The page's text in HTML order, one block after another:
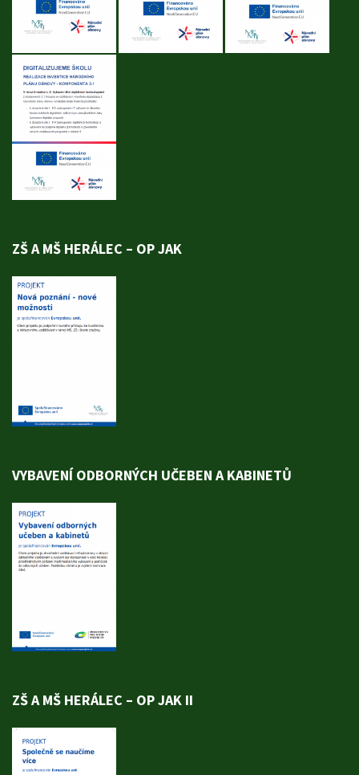
ZŠ A MŠ HERÁLEC – OP JAK
VYBAVENÍ ODBORNÝCH UČEBEN A KABINETŮ
ZŠ A MŠ HERÁLEC – OP JAK II